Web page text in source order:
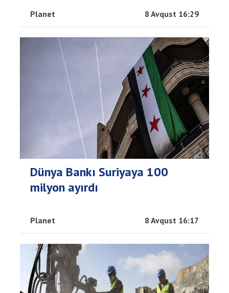
Planet 8 Avqust 16:29
Dünya Bankı Suriyaya 100
milyon ayırdı
Planet 8 Avqust 16:17